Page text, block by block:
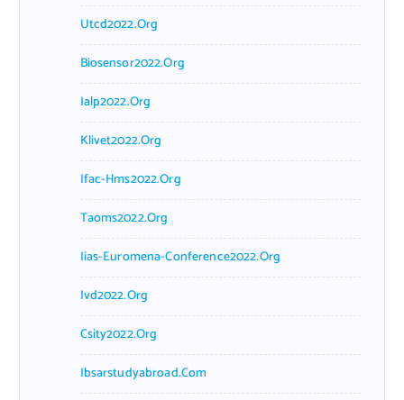
Utcd2022.org
Biosensor2022.org
Ialp2022.org
Klivet2022.org
Ifac-Hms2022.org
Taoms2022.org
Iias-Euromena-Conference2022.org
Ivd2022.org
Csity2022.org
Ibsarstudyabroad.com